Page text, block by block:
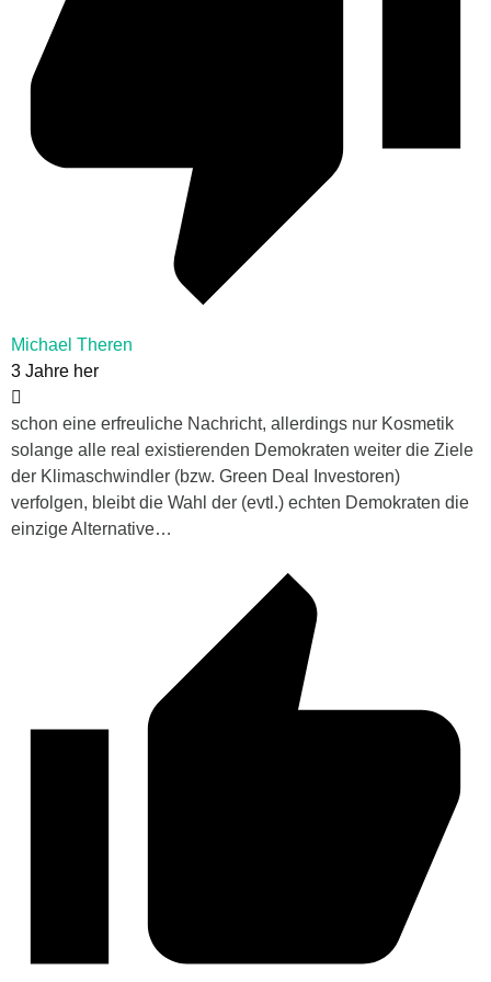
Michael Theren
3 Jahre her
schon eine erfreuliche Nachricht, allerdings nur Kosmetik
solange alle real existierenden Demokraten weiter die Ziele
der Klimaschwindler (bzw. Green Deal Investoren)
verfolgen, bleibt die Wahl der (evtl.) echten Demokraten die
einzige Alternative…